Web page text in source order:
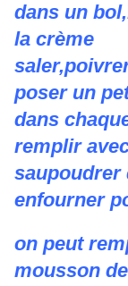
dans un
la crème
poser un
dans
remplir
saupoudrer
enfourner
on peut
mousson